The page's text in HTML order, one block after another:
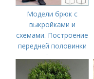
Модели брюк с
выкройками и
схемами. Построение
передней половинки
брюк